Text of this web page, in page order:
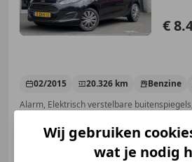
€
02/2015 20.326 km Benzine
Wij gebruiken
wat je nodig